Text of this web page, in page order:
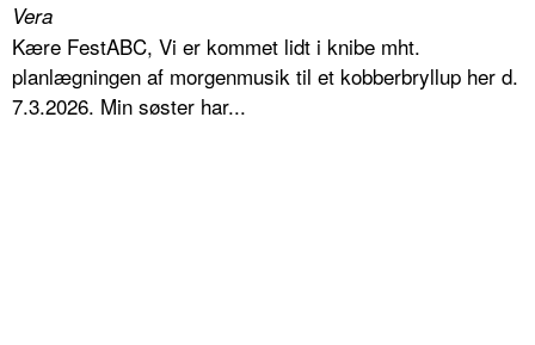
Vera
Kære FestABC, Vi er kommet lidt i knibe mht.
planlægningen af morgenmusik til et kobberbryllup her d.
7.3.2026. Min søster har...